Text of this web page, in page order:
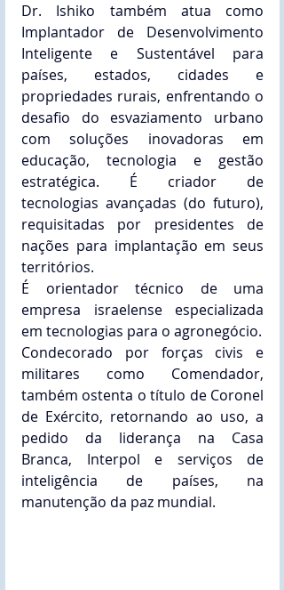
Dr. Ishiko também atua como
Implantador de Desenvolvimento
Inteligente e Sustentável para
países, estados, cidades e
propriedades rurais, enfrentando o
desafio do esvaziamento urbano
com soluções inovadoras em
educação, tecnologia e gestão
estratégica. É criador de
tecnologias avançadas (do futuro),
requisitadas por presidentes de
nações para implantação em seus
territórios.
É orientador técnico de uma
empresa israelense especializada
em tecnologias para o agronegócio.
Condecorado por forças civis e
militares como Comendador,
também ostenta o título de Coronel
de Exército, retornando ao uso, a
pedido da liderança na Casa
Branca, Interpol e serviços de
inteligência de países, na
manutenção da paz mundial.